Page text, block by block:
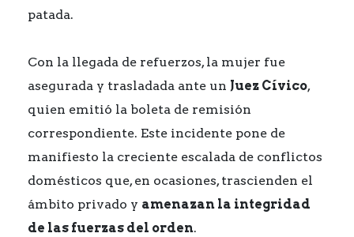
patada.
Con la llegada de refuerzos, la mujer fue
asegurada y trasladada ante un Juez Cívico,
quien emitió la boleta de remisión
correspondiente. Este incidente pone de
manifiesto la creciente escalada de conflictos
domésticos que, en ocasiones, trascienden el
ámbito privado y amenazan la integridad
de las fuerzas del orden.